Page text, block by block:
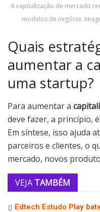
A capitalização de mercado
modelos de negócio.
Quais
aumentar a
uma startup?
Para aumentar a
deve fazer, a princípio,
Em síntese, isso ajuda
parceiros e clientes, o
mercado, novos
VEJA TAMBÉM
Edtech Estudo Play